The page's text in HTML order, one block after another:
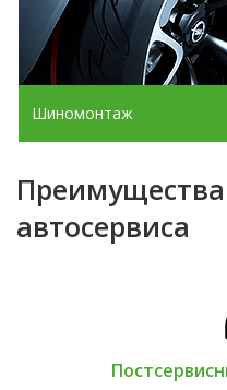
Шиномонтаж
автосервиса